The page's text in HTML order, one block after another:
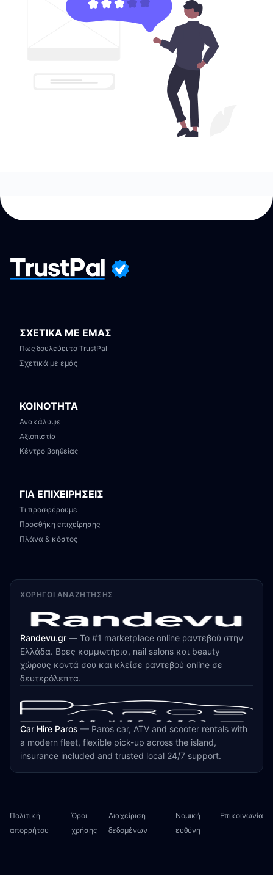
ΣΧΕΤΙΚΑ ΜΕ ΕΜΑΣ
Πως δουλεύει το TrustPal
Σχετικά με εμάς
ΚΟΙΝΟΤΗΤΑ
Ανακάλυψε
Αξιοπιστία
Κέντρο βοηθείας
ΓΙΑ ΕΠΙΧΕΙΡΗΣΕΙΣ
Τι προσφέρουμε
Προσθήκη επιχείρησης
Πλάνα & κόστος
ΧΟΡΗΓΟΊ ΑΝΑΖΉΤΗΣΗΣ
Randevu.gr — Το #1 marketplace online ραντεβού στην
Ελλάδα. Βρες κομμωτήρια, nail salons και beauty
χώρους κοντά σου και κλείσε ραντεβού online σε
δευτερόλεπτα.
Car Hire Paros — Paros car, ATV and scooter rentals with
a modern fleet, flexible pick-up across the island,
insurance included and trusted local 24/7 support.
Πολιτική
απορρήτου
Όροι
χρήσης
Διαχείριση
δεδομένων
Νομική
ευθύνη
Επικοινωνία